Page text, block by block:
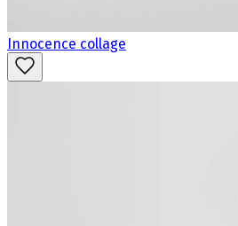
Innocence collage